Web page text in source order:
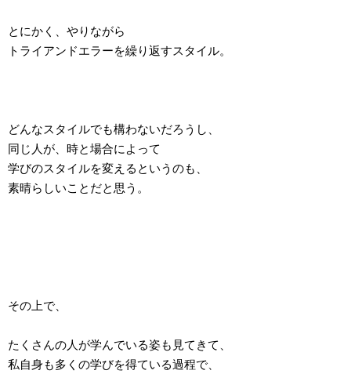
とにかく、やりながら
トライアンドエラーを繰り返すスタイル。
どんなスタイルでも構わないだろうし、
同じ人が、時と場合によって
学びのスタイルを変えるというのも、
素晴らしいことだと思う。
その上で、
たくさんの人が学んでいる姿も見てきて、
私自身も多くの学びを得ている過程で、